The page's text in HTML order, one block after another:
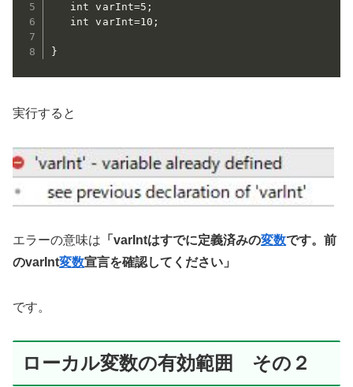
   int varInt=5;
   int varInt=10;
}
実行すると
エラーの意味は 「varIntはすでに定義済みの変数です。前
のvarInt変数宣言を確認してください」
です。
ローカル変数の有効範囲 その２